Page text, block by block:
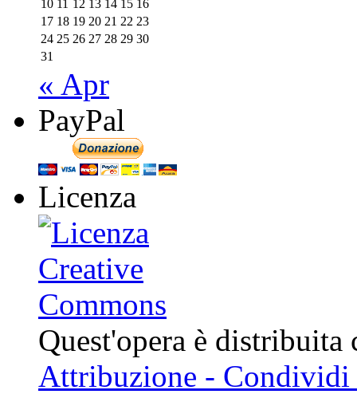
10 11 12 13 14 15 16
17 18 19 20 21 22 23
24 25 26 27 28 29 30
31
« Apr
PayPal
Licenza
Quest'opera è
Attribuzione - Condividi